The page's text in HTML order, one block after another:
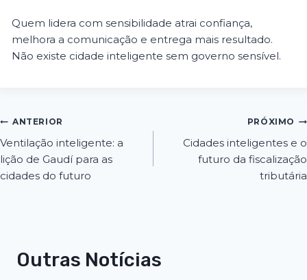
Quem lidera com sensibilidade atrai confiança,
melhora a comunicação e entrega mais resultado.
Não existe cidade inteligente sem governo sensível.
ANTERIOR
Ventilação inteligente: a
lição de Gaudí para as
cidades do futuro
PRÓXIMO
Cidades inteligentes e o
futuro da fiscalização
tributária
Outras Notícias